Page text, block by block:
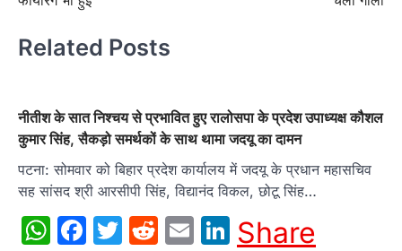
Related Posts
नीतीश के सात निश्चय से प्रभावित हुए रालोसपा के प्रदेश उपाध्यक्ष कौशल
कुमार सिंह, सैकड़ो समर्थकों के साथ थामा जदयू का दामन
पटना: सोमवार को बिहार प्रदेश कार्यालय में जदयू के प्रधान महासचिव
सह सांसद श्री आरसीपी सिंह, विद्यानंद विकल, छोटू सिंह…
WhatsApp
Facebook
Twitter
Reddit
EmailLinkedIn
Share